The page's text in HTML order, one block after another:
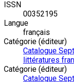
ISSN
00352195
Langue
français
Catégorie (éditeur)
Catalogue
littératures
Catégorie (éditeur)
Catalogue